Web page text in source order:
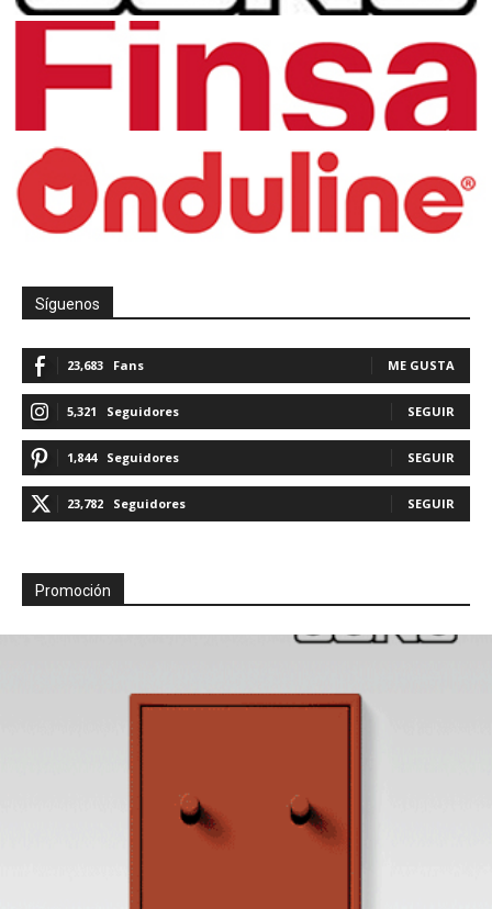
Síguenos
23,683 Fans ME GUSTA
5,321 Seguidores SEGUIR
1,844 Seguidores SEGUIR
23,782 Seguidores SEGUIR
Promoción